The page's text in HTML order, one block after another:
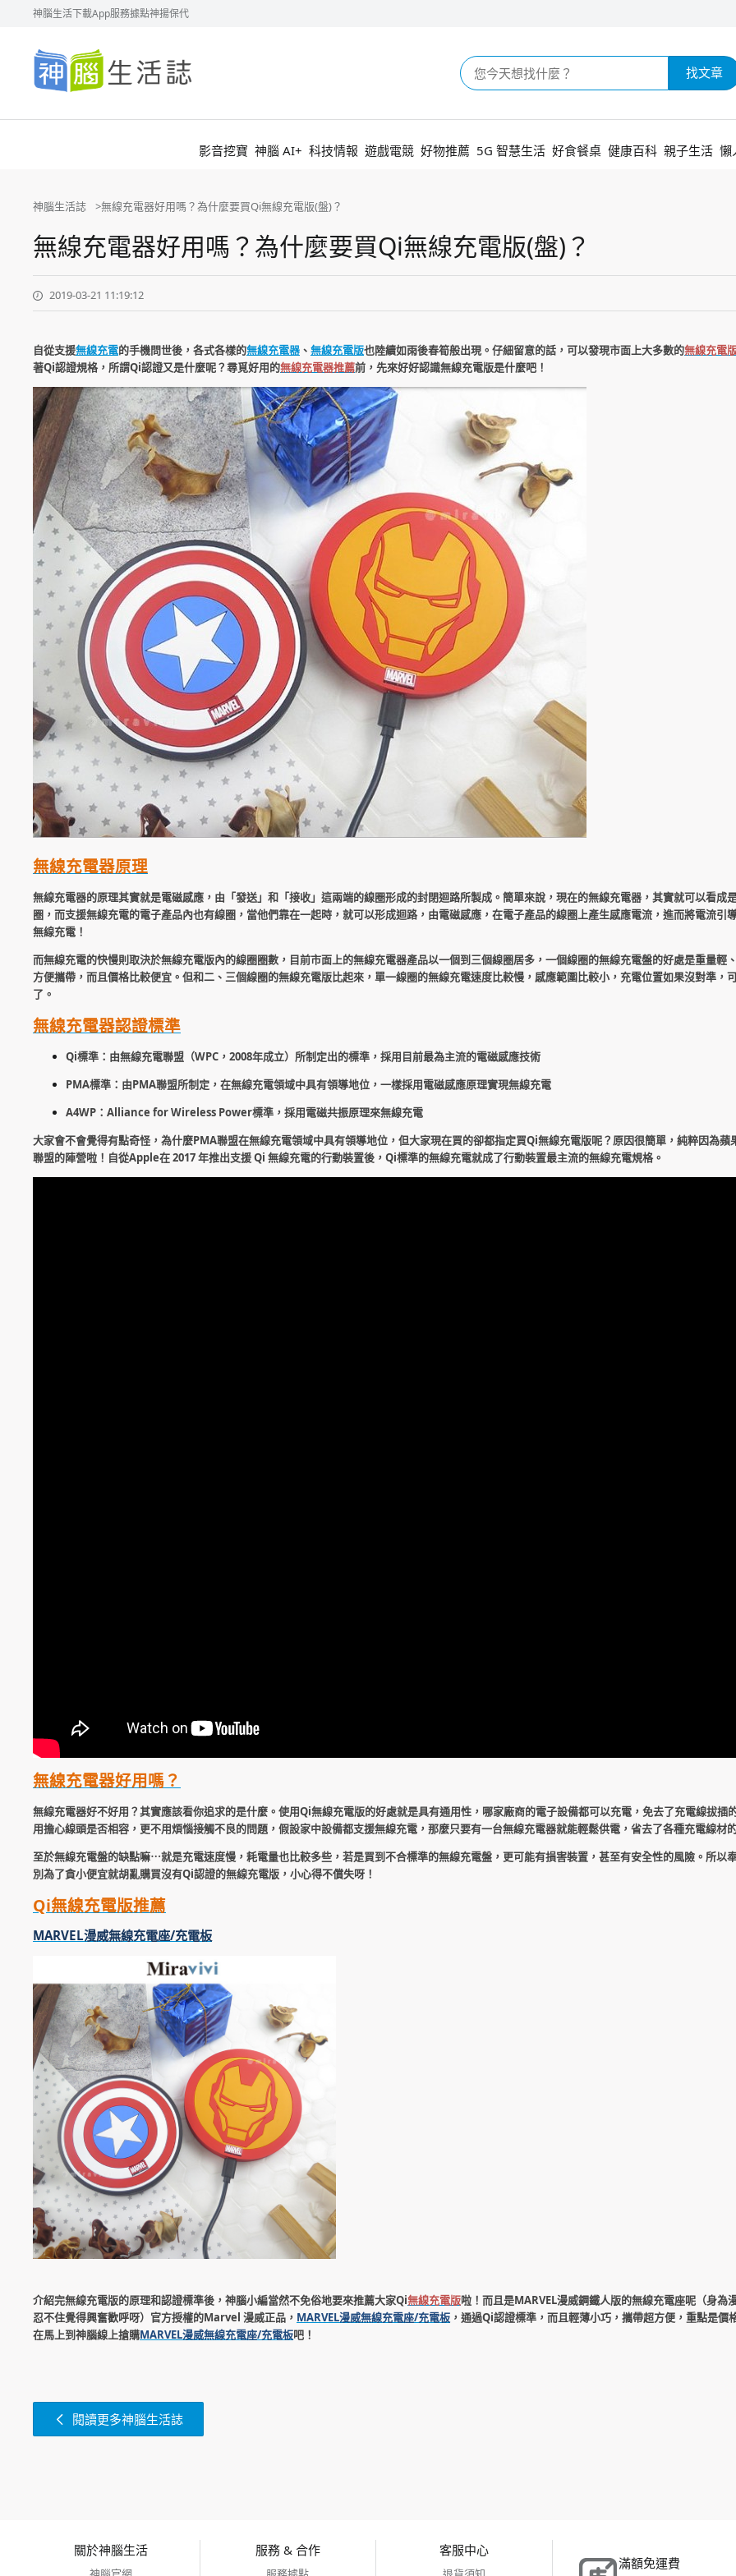
神腦生活下載App服務據點神揚保代
神
腦
生
活
找文章
影音挖寶 神腦 AI+ 科技情報 遊戲電競 好物推薦 5G 智慧生活 好食餐桌 健康百科 親子生活 懶
神腦生活誌 無線充電器好用嗎？為什麼要買Qi無線充電版(盤)？
無線充電器好用嗎？為什麼要買Qi無線充電版(盤)？
2019-03-21 11:19:12
自從支援無線充電的手機問世後，各式各樣的無線充電器 、 無線充電版也陸續如雨後春筍般出現。仔細留意的話，可以發現市面上大多數的無線充電
著Qi認證規格，所謂Qi認證又是什麼呢？尋覓好用的無線充電器推薦前，先來好好認識無線充電版是什麼吧！
無線充電器原理
無線充電器的原理其實就是電磁感應，由「發送」和「接收」這兩端的線圈形成的封閉迴路所製成。簡單來說，現在的無線充電器，其實就可以看成
圈，而支援無線充電的電子產品內也有線圈，當他們靠在一起時，就可以形成迴路，由電磁感應，在電子產品的線圈上產生感應電流，進而將電流引
無線充電！
而無線充電的快慢則取決於無線充電版內的線圈圈數，目前市面上的無線充電器產品以一個到三個線圈居多，一個線圈的無線充電盤的好處是重量輕
方便攜帶，而且價格比較便宜。但和二、三個線圈的無線充電版比起來，單一線圈的無線充電速度比較慢，感應範圍比較小，充電位置如果沒對準，
了。
無線充電器認證標準
Qi標準：由無線充電聯盟（WPC，2008年成立）所制定出的標準，採用目前最為主流的電磁感應技術
PMA標準：由PMA聯盟所制定，在無線充電領域中具有領導地位，一樣採用電磁感應原理實現無線充電
A4WP：Alliance for Wireless Power標準，採用電磁共振原理來無線充電
大家會不會覺得有點奇怪，為什麼PMA聯盟在無線充電領域中具有領導地位，但大家現在買的卻都指定買Qi無線充電版呢？原因很簡單，純粹因為蘋
聯盟的陣營啦！自從Apple在 2017 年推出支援 Qi 無線充電的行動裝置後，Qi標準的無線充電就成了行動裝置最主流的無線充電規格。
無線充電器好用嗎？
無線充電器好不好用？其實應該看你追求的是什麼。使用Qi無線充電版的好處就是具有通用性，哪家廠商的電子設備都可以充電，免去了充電線拔插
用擔心線頭是否相容，更不用煩惱接觸不良的問題，假設家中設備都支援無線充電，那麼只要有一台無線充電器就能輕鬆供電，省去了各種充電線材
至於無線充電盤的缺點嘛⋯就是充電速度慢，耗電量也比較多些，若是買到不合標準的無線充電盤，更可能有損害裝置，甚至有安全性的風險。所以
別為了貪小便宜就胡亂購買沒有Qi認證的無線充電版，小心得不償失呀！
Qi無線充電版推薦
MARVEL漫威無線充電座/充電板
介紹完無線充電版的原理和認證標準後，神腦小編當然不免俗地要來推薦大家Qi無線充電版啦！而且是MARVEL漫威鋼鐵人版的無線充電座呢（身為
忍不住覺得興奮歡呼呀）官方授權的Marvel 漫威正品， MARVEL漫威無線充電座/充電板 ，通過Qi認證標準，而且輕薄小巧，攜帶超方便，重點是價
在馬上到神腦線上搶購MARVEL漫威無線充電座/充電板吧！
閱讀更多神腦生活誌
關於神腦生活 服務 & 合作 客服中心
滿額免運費